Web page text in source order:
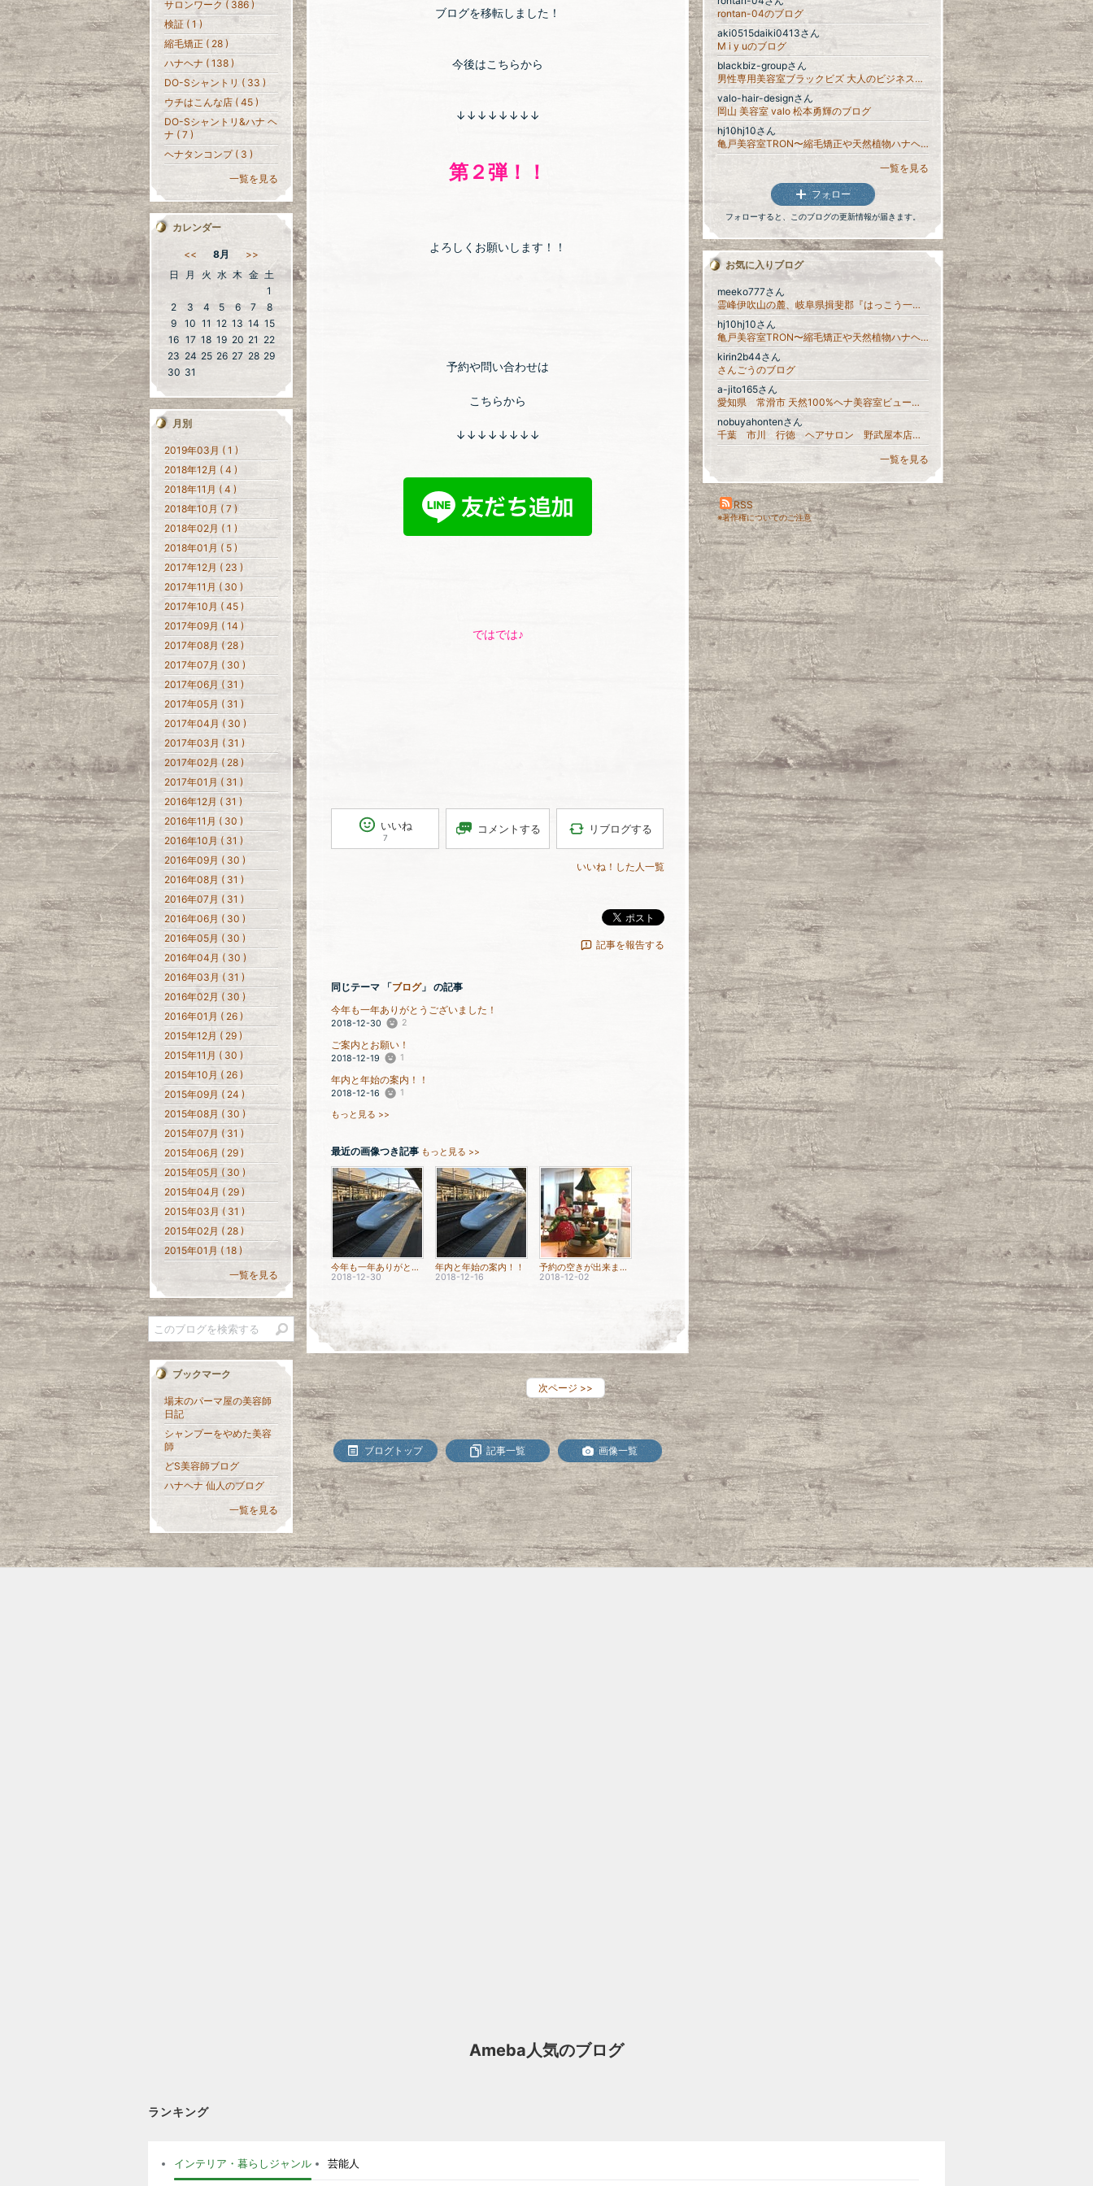
ブログを移転しました！
今後はこちらから
↓↓↓↓↓↓↓↓
第２弾！！
よろしくお願いします！！
予約や問い合わせは
こちらから
↓↓↓↓↓↓↓↓
ではでは♪
いいね
7
コメントする リブログする
いいね！した人一覧
ポスト
記事を報告する
同じテーマ 「ブログ」 の記事
今年も一年ありがとうございました！
2018-12-30 2
ご案内とお願い！
2018-12-19 1
年内と年始の案内！！
2018-12-16 1
もっと見る >>
最近の画像つき記事 もっと見る >>
今年も一年ありがとうございました！
2018-12-30
年内と年始の案内！！
2018-12-16
予約の空きが出来ました！
2018-12-02
次ページ >>
ブログトップ 記事一覧 画像一覧
rontan-04のブログ
aki0515daiki0413さん
M i y uのブログ
blackbiz-groupさん
男性専用美容室ブラックビズ 大人のビジネスマンの髪の悩みを解決
valo-hair-designさん
岡山 美容室 valo 松本勇輝のブログ
hj10hj10さん
亀戸美容室TRON〜縮毛矯正や天然植物ハナヘナで髪を扱い易くするお手伝い♪〜
一覧を見る
フォロー
フォローすると、このブログの更新情報が届きます。
お気に入りブログ
meeko777さん
霊峰伊吹山の麓、岐阜県揖斐郡『はっこう一宇の里へな楽』八紘×発酵×発光の和の精神を繋げます
hj10hj10さん
亀戸美容室TRON〜縮毛矯正や天然植物ハナヘナで髪を扱い易くするお手伝い♪〜
kirin2b44さん
さんごうのブログ
a-jito165さん
愛知県 常滑市 天然100%ヘナ美容室ビューティーヒロコ ♡シアワセの一歩
nobuyahontenさん
千葉 市川 行徳 ヘアサロン 野武屋本店 ヘアケア 理容 美容 ブログ
一覧を見る
RSS
※著作権についてのご注意
サロンワーク ( 386 )
検証 ( 1 )
縮毛矯正 ( 28 )
ハナヘナ ( 138 )
DO-Sシャントリ ( 33 )
ウチはこんな店 ( 45 )
DO-Sシャントリ&ハナ ヘ
ナ ( 7 )
ヘナタンコンプ ( 3 )
一覧を見る
カレンダー
<< 8月
>>
日
月 火 水 木 金 土
1
2
3 4 5 6 7
8
9
10 11 12 13 14 15
16 17 18 19 20 21 22
23 24 25 26 27 28 29
30 31
月別
2019年03月 ( 1 )
2018年12月 ( 4 )
2018年11月 ( 4 )
2018年10月 ( 7 )
2018年02月 ( 1 )
2018年01月 ( 5 )
2017年12月 ( 23 )
2017年11月 ( 30 )
2017年10月 ( 45 )
2017年09月 ( 14 )
2017年08月 ( 28 )
2017年07月 ( 30 )
2017年06月 ( 31 )
2017年05月 ( 31 )
2017年04月 ( 30 )
2017年03月 ( 31 )
2017年02月 ( 28 )
2017年01月 ( 31 )
2016年12月 ( 31 )
2016年11月 ( 30 )
2016年10月 ( 31 )
2016年09月 ( 30 )
2016年08月 ( 31 )
2016年07月 ( 31 )
2016年06月 ( 30 )
2016年05月 ( 30 )
2016年04月 ( 30 )
2016年03月 ( 31 )
2016年02月 ( 30 )
2016年01月 ( 26 )
2015年12月 ( 29 )
2015年11月 ( 30 )
2015年10月 ( 26 )
2015年09月 ( 24 )
2015年08月 ( 30 )
2015年07月 ( 31 )
2015年06月 ( 29 )
2015年05月 ( 30 )
2015年04月 ( 29 )
2015年03月 ( 31 )
2015年02月 ( 28 )
2015年01月 ( 18 )
一覧を見る
ブックマーク
場末のパーマ屋の美容師
日記
シャンプーをやめた美容
師
どS美容師ブログ
ハナヘナ 仙人のブログ
一覧を見る
Ameba人気のブログ
ランキング
インテリア・暮らしジャンル 芸能人